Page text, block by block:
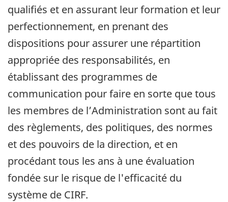
qualifiés et en assurant leur formation et leur
perfectionnement, en prenant des
dispositions pour assurer une répartition
appropriée des responsabilités, en
établissant des programmes de
communication pour faire en sorte que tous
les membres de l’Administration sont au fait
des règlements, des politiques, des normes
et des pouvoirs de la direction, et en
procédant tous les ans à une évaluation
fondée sur le risque de l'efficacité du
système de CIRF.